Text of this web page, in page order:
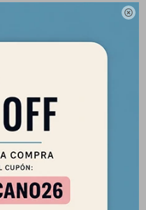

Quilla Shapers Longboard Gatto
10.25"